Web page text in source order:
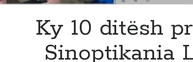
Ky 10 ditësh
Sinoptikania